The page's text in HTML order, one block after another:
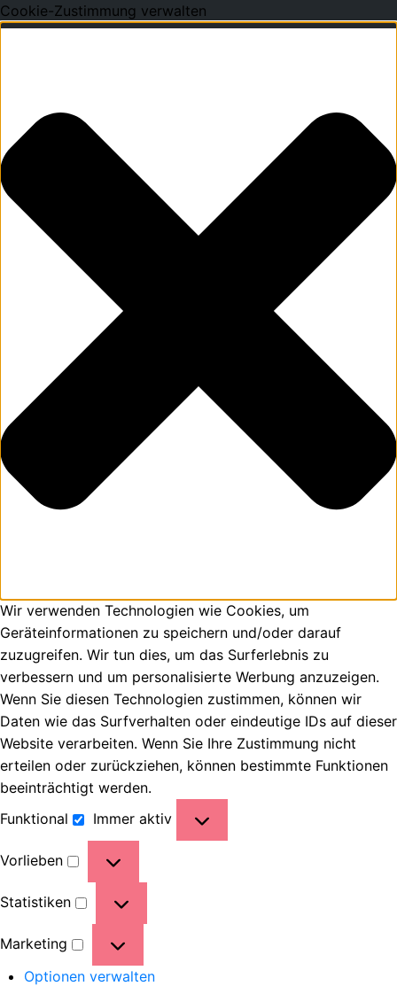
Cookie-Zustimmung verwalten
Wir verwenden Technologien wie Cookies, um
Geräteinformationen zu speichern und/oder darauf
zuzugreifen. Wir tun dies, um das Surferlebnis zu
verbessern und um personalisierte Werbung anzuzeigen.
Wenn Sie diesen Technologien zustimmen, können wir
Daten wie das Surfverhalten oder eindeutige IDs auf dieser
Website verarbeiten. Wenn Sie Ihre Zustimmung nicht
erteilen oder zurückziehen, können bestimmte Funktionen
beeinträchtigt werden.
Funktional
Immer aktiv
Vorlieben
Statistiken
Marketing
Optionen verwalten